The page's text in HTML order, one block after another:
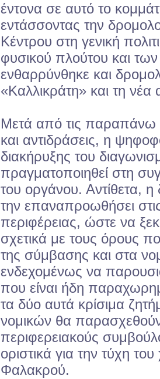
έντονα σε αυτό το
εντάσσοντας την
Κέντρου στη γενική
φυσικού πλούτου και
ενθαρρύνθηκε και
«Καλλικράτη» και τη νέα
Μετά από τις παραπάνω
και αντιδράσεις, η
διακήρυξης του
πραγματοποιηθεί στη
του οργάνου. Αντίθετα, η
την επαναπροωθήσει
περιφέρειας, ώστε να
σχετικά με τους όρους
της σύμβασης και στα
ενδεχομένως να
που είναι ήδη
τα δύο αυτά κρίσιμα
νομικών θα
περιφερειακούς
οριστικά για την τύχη
Φαλακρού.